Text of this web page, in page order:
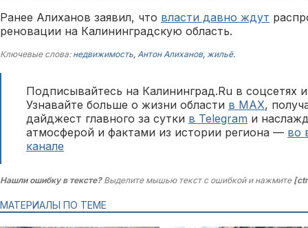
Ранее Алиханов заявил, что власти давно ждут
реновации на Калининградскую область.
Ключевые слова: недвижимость, Антон Алиханов, жильё.
Подписывайтесь на Калининград.Ru в соцсетях
Узнавайте больше о жизни области в MAX,
дайджест главного за сутки в Telegram и
атмосферой и фактами из истории региона — во
канале
Нашли ошибку в тексте?Выделите мышью текст с ошибкой и нажмите
МАТЕРИАЛЫ ПО ТЕМЕ